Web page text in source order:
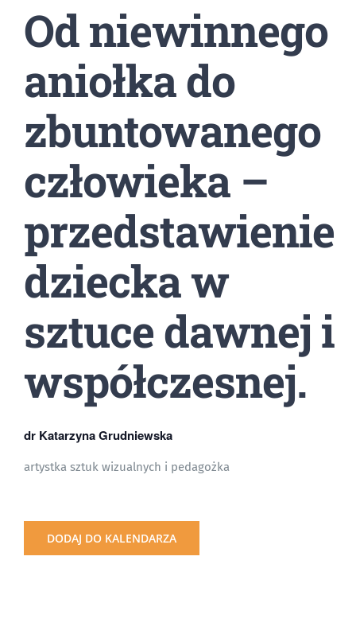
Od niewinnego
aniołka do
zbuntowanego
człowieka –
przedstawienie
dziecka w
sztuce dawnej i
współczesnej.
dr Katarzyna Grudniewska
artystka sztuk wizualnych i pedagożka
DODAJ DO KALENDARZA